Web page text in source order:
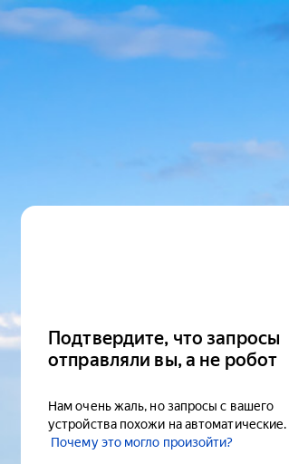
Подтвердите, что запросы
отправляли вы, а не робот
Нам очень жаль, но запросы с вашего
устройства похожи на автоматические.
Почему это могло произойти?